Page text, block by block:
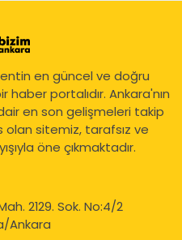
en güncel ve doğru
portalıdır. Ankara'nın
en son gelişmeleri takip
sitemiz, tarafsız ve
öne çıkmaktadır.
2129. Sok. No:4/2
Ankara